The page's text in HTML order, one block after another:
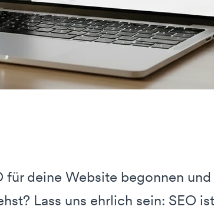
für deine Website begonnen
Lass uns ehrlich sein: SEO